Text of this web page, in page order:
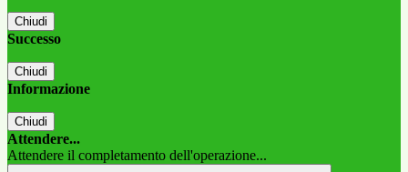
Chiudi
Successo
Chiudi
Informazione
Chiudi
Attendere...
Attendere il completamento dell'operazione...